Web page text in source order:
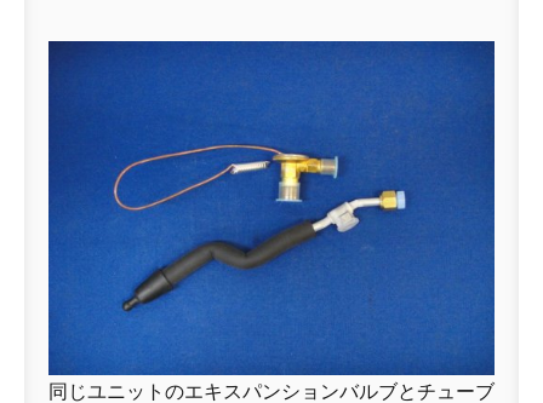
同じユニットのエキスパンションバルブとチューブ